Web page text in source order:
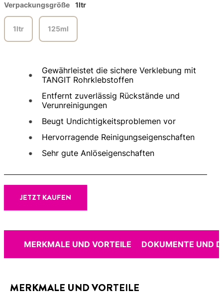
Verpackungsgröße 1ltr
1ltr 125ml
Gewährleistet die sichere Verklebung mit
TANGIT Rohrklebstoffen
Entfernt zuverlässig Rückstände und
Verunreinigungen
Beugt Undichtigkeitsproblemen vor
Hervorragende Reinigungseigenschaften
Sehr gute Anlöseigenschaften
JETZT KAUFEN
MERKMALE UND VORTEILE DOKUMENTE UND
MERKMALE UND VORTEILE